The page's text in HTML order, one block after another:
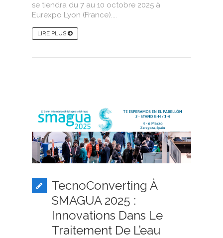
se tiendra du 7 au 10 octobre 2025 à
Eurexpo Lyon (France)....
LIRE PLUS
TecnoConverting À
SMAGUA 2025 :
Innovations Dans Le
Traitement De L’eau